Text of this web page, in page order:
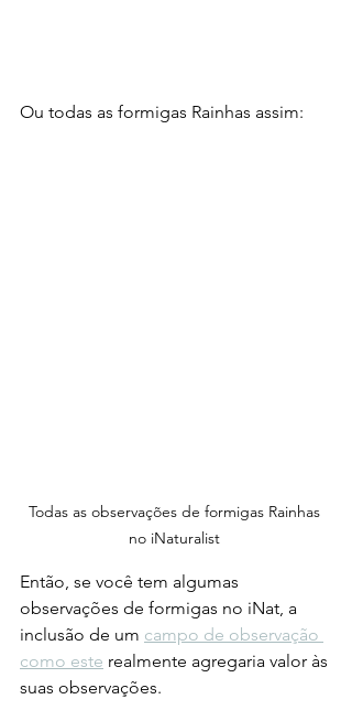
Ou todas as formigas Rainhas assim:
Todas as observações de formigas Rainhas
no iNaturalist
Então, se você tem algumas
observações de formigas no iNat, a
inclusão de um campo de observação
como este realmente agregaria valor às
suas observações.